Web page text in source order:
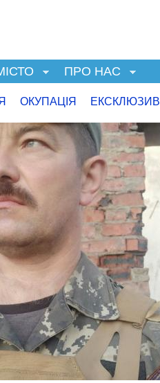
ПРО НАС
ОКУПАЦІЯ ЕКСКЛЮЗИВ